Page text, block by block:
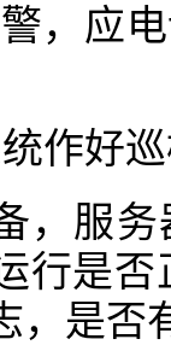
，应
作好
，服
行是
，是否